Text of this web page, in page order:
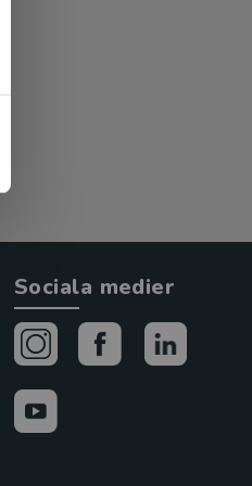
Sociala medier